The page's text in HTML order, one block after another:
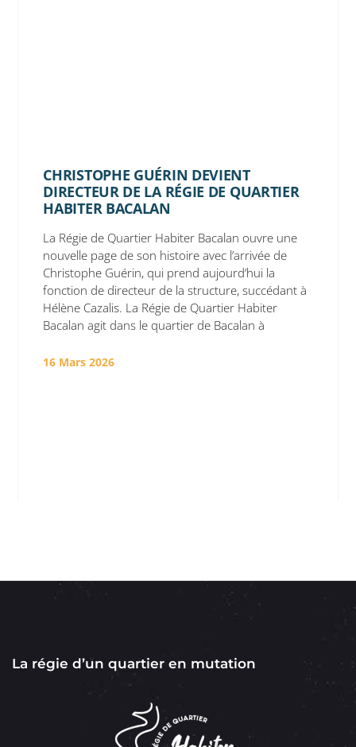
CHRISTOPHE GUÉRIN DEVIENT
DIRECTEUR DE LA RÉGIE DE QUARTIER
HABITER BACALAN
La Régie de Quartier Habiter Bacalan ouvre une
nouvelle page de son histoire avec l’arrivée de
Christophe Guérin, qui prend aujourd’hui la
fonction de directeur de la structure, succédant à
Hélène Cazalis. La Régie de Quartier Habiter
Bacalan agit dans le quartier de Bacalan à
16 Mars 2026
La régie d’un quartier en mutation